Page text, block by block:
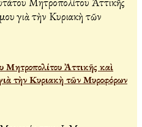
Μητροπολίτου Ἀττικῆς καὶ
τὴν Κυριακὴ τῶν Μυροφόρων